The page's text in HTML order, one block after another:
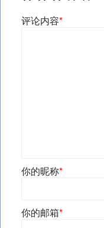
评论内容*
你的昵称*
你的邮箱*